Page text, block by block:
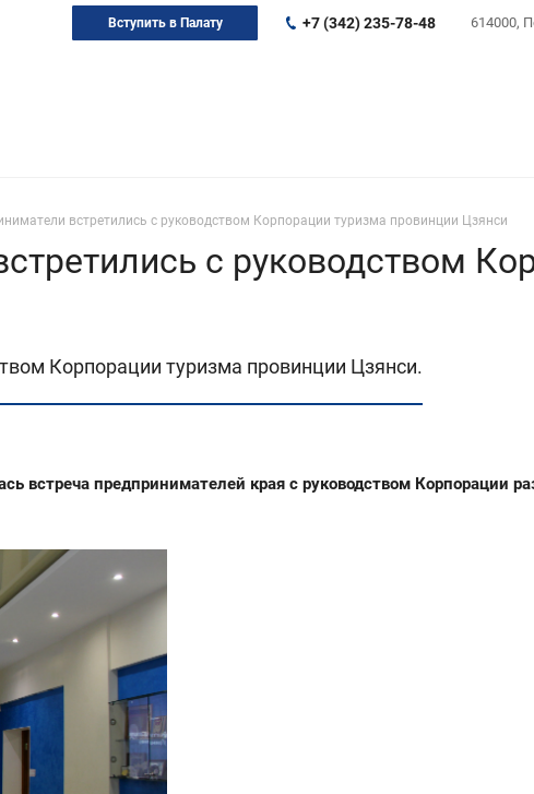
614000,
+7 (342) 235-78-48
Вступить в Палату
встретились с руководством Корпорации туризма провинции Цзянси
с руководством
Корпорации туризма провинции Цзянси.
встреча предпринимателей края с руководством Корпорации